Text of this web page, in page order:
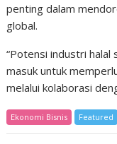
penting dalam
global.
“Potensi industri
masuk untuk
melalui kolaborasi
Ekonomi Bisnis Featured